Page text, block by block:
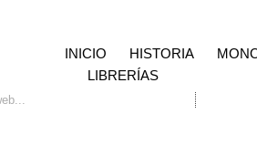
INICIO HISTORIA
LIBRERÍAS